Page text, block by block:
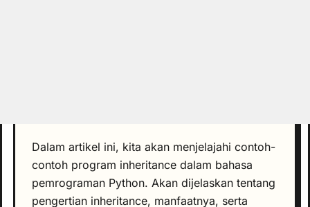
Dalam artikel ini, kita akan menjelajahi contoh-
contoh program inheritance dalam bahasa
pemrograman Python. Akan dijelaskan tentang
pengertian inheritance, manfaatnya, serta